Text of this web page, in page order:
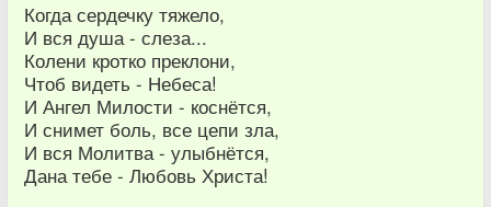
Когда сердечку тяжело,
И вся душа - слеза...
Колени кротко преклони,
Чтоб видеть - Небеса!
И Ангел Милости - коснётся,
И снимет боль, все цепи зла,
И вся Молитва - улыбнётся,
Дана тебе - Любовь Христа!